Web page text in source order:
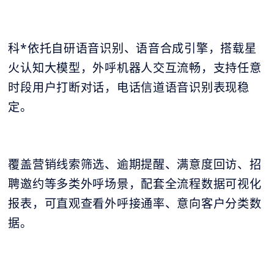
科*依托自研语音识别、语音合成引擎，搭载星
火认知大模型，外呼机器人交互流畅，支持任意
时段用户打断对话，电话信道语音识别表现稳
定。
覆盖营销线索筛选、逾期提醒、满意度回访、招
聘邀约等多类外呼场景，配套全流程数据可视化
报表，可直观查看外呼接通率、意向客户分类数
据。